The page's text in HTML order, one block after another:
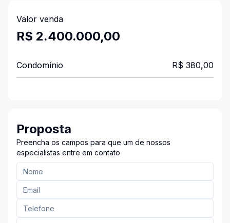
Valor venda
R$ 2.400.000,00
Condomínio R$ 380,00
Proposta
Preencha os campos para que um de nossos
especialistas entre em contato